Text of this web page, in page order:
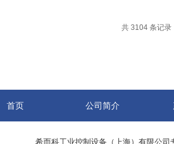
共 3104 条记录
首页 公司简介
希而科工业控制设备（上海）有限公司